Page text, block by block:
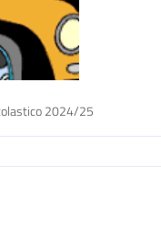
2024/25